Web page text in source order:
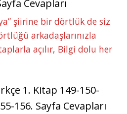
Cevapları
şiirine bir dörtlük de siz
arkadaşlarınızla
açılır, Bilgi dolu her
1. Kitap 149-150-
156. Sayfa Cevapları